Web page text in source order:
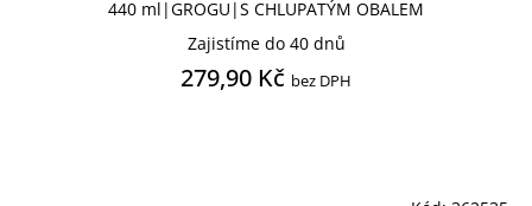
440 ml|GROGU|S CHLUPATÝM OBALEM
Zajistíme do 40 dnů
279,90 Kč bez DPH